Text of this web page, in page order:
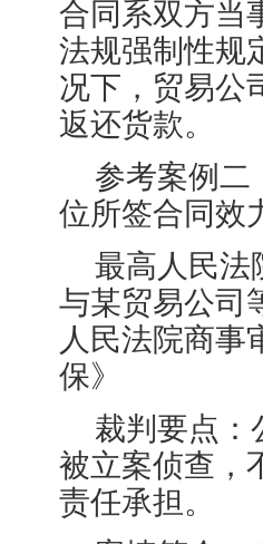
合同系双方当
法规强制性规
况下，贸易公
返还货款。
参考案例二
位所签合同效
最高人民法
与某贸易公司
人民法院商事
保》
裁判要点：
被立案侦查，
责任承担。